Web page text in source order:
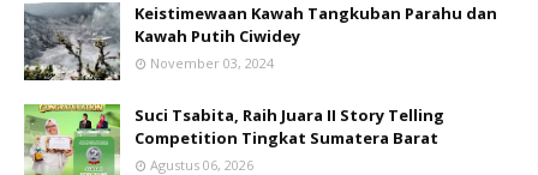
Keistimewaan Kawah Tangkuban Parahu dan
Kawah Putih Ciwidey
November 03, 2024
Suci Tsabita, Raih Juara II Story Telling
Competition Tingkat Sumatera Barat
Agustus 06, 2026